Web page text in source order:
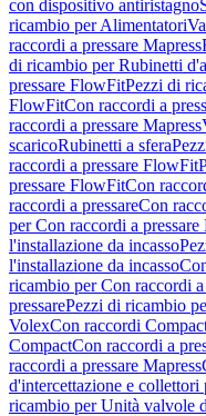
con dispositivo antiristagno
ricambio per Alimentatori
raccordi a pressare Mapress
di ricambio per Rubinetti
pressare FlowFitPezzi di
FlowFitCon raccordi a
raccordi a pressare Mapress
scaricoRubinetti a sfera
raccordi a pressare FlowFit
pressare FlowFitCon
raccordi a pressareCon
per Con raccordi a pressare
l'installazione da incasso
l'installazione da incasso
ricambio per Con raccordi
pressarePezzi di ricambio
VolexCon raccordi
CompactCon raccordi a
raccordi a pressare Mapress
d'intercettazione e
ricambio per Unità valvole